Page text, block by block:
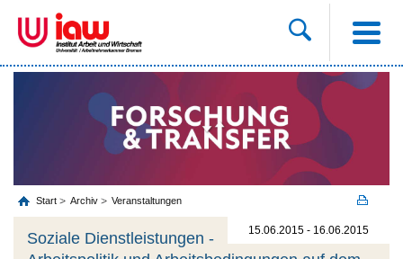
Start Archiv Veranstaltungen
15.06.2015 - 16.06.2015
Soziale Dienstleistungen -